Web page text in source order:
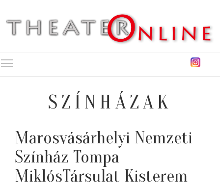
SZÍNHÁZAK
Marosvásárhelyi Nemzeti
Színház Tompa
MiklósTársulat Kisterem